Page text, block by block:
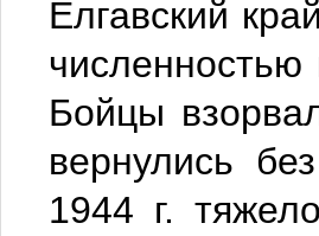
Елгавский
Бойцы
вернулись
1944 г.